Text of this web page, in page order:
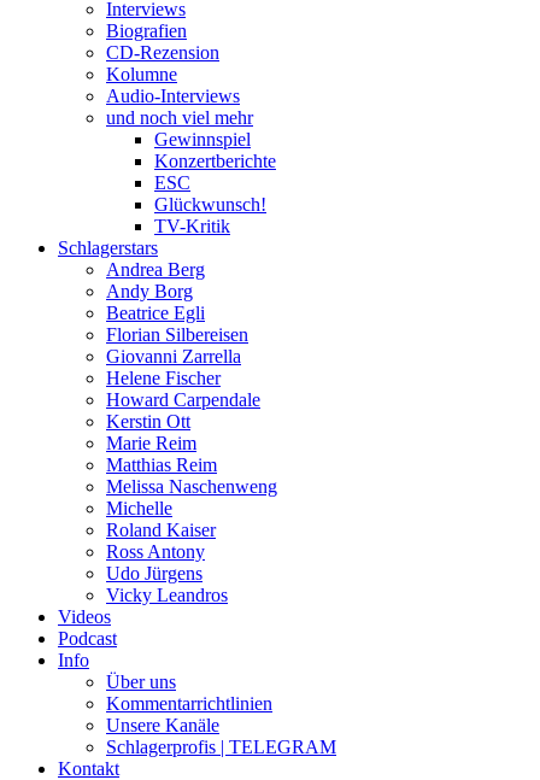
Interviews
Biografien
CD-Rezension
Kolumne
Audio-Interviews
und noch viel mehr
Gewinnspiel
Konzertberichte
ESC
Glückwunsch!
TV-Kritik
Schlagerstars
Andrea Berg
Andy Borg
Beatrice Egli
Florian Silbereisen
Giovanni Zarrella
Helene Fischer
Howard Carpendale
Kerstin Ott
Marie Reim
Matthias Reim
Melissa Naschenweng
Michelle
Roland Kaiser
Ross Antony
Udo Jürgens
Vicky Leandros
Videos
Podcast
Info
Über uns
Kommentarrichtlinien
Unsere Kanäle
Schlagerprofis | TELEGRAM
Kontakt